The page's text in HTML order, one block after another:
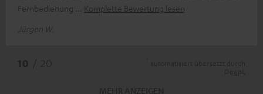
Fernbedienung
Komplette Bewertung lesen
Jürgen W.